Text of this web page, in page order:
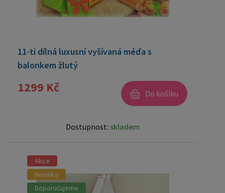
11-ti dílná luxusní vyšívaná méďa s
balonkem žlutý
1299 Kč Do košíku
Dostupnost: skladem
Akce
Novinka
Doporučujeme